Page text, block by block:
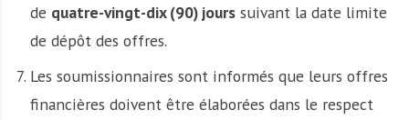
de quatre-vingt-dix (90) jourssuivant la date limite
de dépôt des offres.
Les soumissionnaires sont informés que leurs offres
financières doivent être élaborées dans le respect